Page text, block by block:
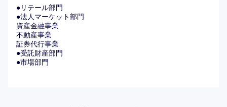
https://www.elite-network.co.jp/interview_kigyo/124.html
●HRソリューション部長：石川 真嗣氏
https://www.elite-network.co.jp/interview_kigyo/138.html
●リテール部門
●法人マーケット部門
資産金融事業
不動産事業
証券代行事業
●受託財産部門
●市場部門